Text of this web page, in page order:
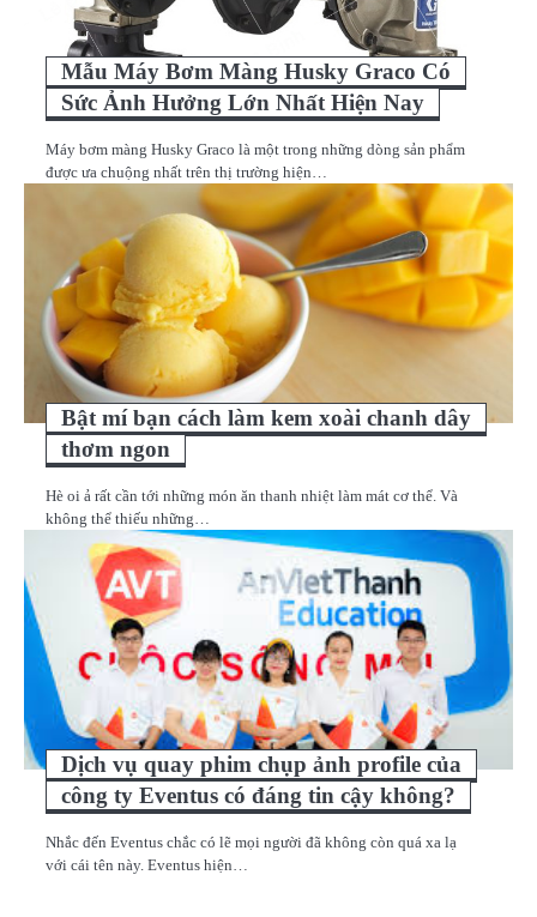
Mẫu Máy Bơm Màng Husky Graco Có
Sức Ảnh Hưởng Lớn Nhất Hiện Nay
Máy bơm màng Husky Graco là một trong những dòng sản phẩm
được ưa chuộng nhất trên thị trường hiện…
Bật mí bạn cách làm kem xoài chanh dây
thơm ngon
Hè oi ả rất cần tới những món ăn thanh nhiệt làm mát cơ thể. Và
không thể thiếu những…
Dịch vụ quay phim chụp ảnh profile của
công ty Eventus có đáng tin cậy không?
Nhắc đến Eventus chắc có lẽ mọi người đã không còn quá xa lạ
với cái tên này. Eventus hiện…